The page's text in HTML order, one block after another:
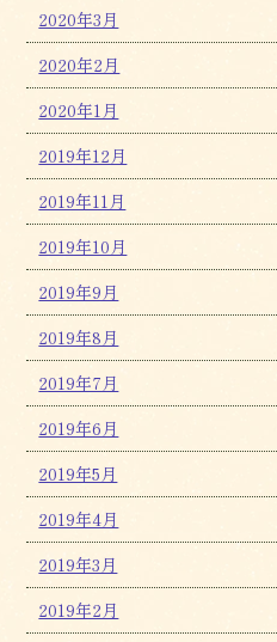
2020年3月
2020年2月
2020年1月
2019年12月
2019年11月
2019年10月
2019年9月
2019年8月
2019年7月
2019年6月
2019年5月
2019年4月
2019年3月
2019年2月